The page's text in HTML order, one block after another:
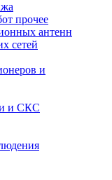
прочее
антенн
сетей
и
и СКС